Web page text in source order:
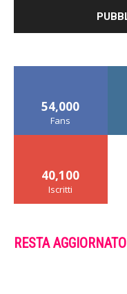
54,000
Fans
40,100
Iscritti
RESTA AGGIORNATO